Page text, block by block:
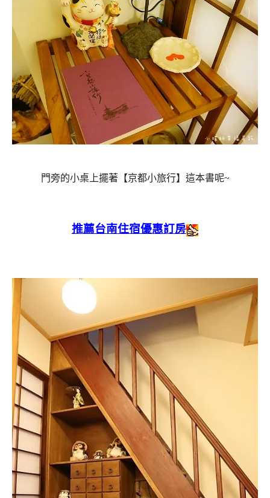
門旁的小桌上擺著【京都小旅行】這本書呢~
推薦台南住宿優惠訂房